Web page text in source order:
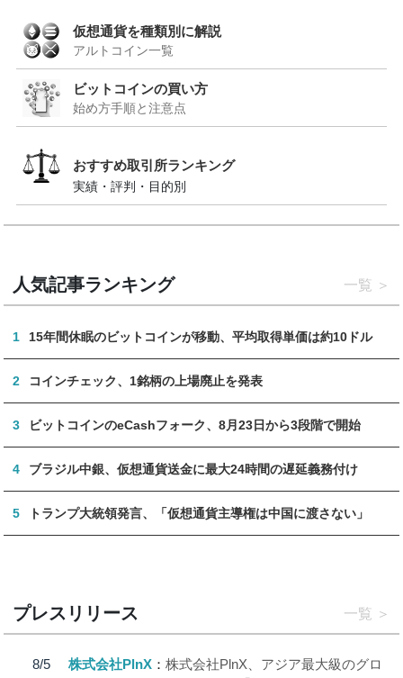
仮想通貨を種類別に解説
アルトコイン一覧
ビットコインの買い方
始め方手順と注意点
おすすめ取引所ランキング
実績・評判・目的別
人気記事ランキング 一覧
1 15年間休眠のビットコインが移動、平均取得単価は約10ドル
2 コインチェック、1銘柄の上場廃止を発表
3 ビットコインのeCashフォーク、8月23日から3段階で開始
4 ブラジル中銀、仮想通貨送金に最大24時間の遅延義務付け
5 トランプ大統領発言、「仮想通貨主導権は中国に渡さない」
プレスリリース 一覧
8/5
株式会社PlnX
株式会社PlnX、アジア最大級のグロ